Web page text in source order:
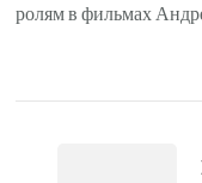
ролям в фильмах